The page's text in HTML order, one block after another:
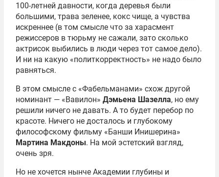
100-летней давности, когда деревья были
большими, трава зеленее, кокс чище, а чувства
искреннее (в том смысле что за харасмент
режиссеров в тюрьму не сажали, зато сколько
актрисок выбились в люди через тот самое дело).
И ни на какую «политкорректность» не надо было
равняться.
В этом смысле с «Фабельманами» схож другой
номинант — «Вавилон» Дэмьена Шазелла, но ему
решили ничего не давать. А то будет перебор по
красоте. Ничего не досталось и глубокому
философскому фильму «Банши Инишерина»
Мартина Макдоны. На мой эстетский взгляд,
очень зря.
Но не хочется нынче Академии глубины и